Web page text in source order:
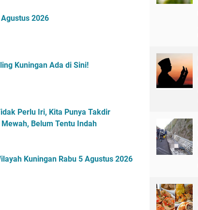
2026
Kuningan Ada di Sini!
Perlu Iri, Kita Punya Takdir
Belum Tentu Indah
Kuningan Rabu 5 Agustus 2026